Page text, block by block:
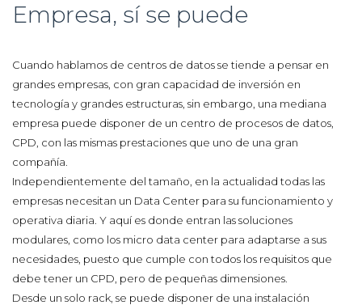
Empresa, sí se puede
Cuando hablamos de centros de datos se tiende a pensar en
grandes empresas, con gran capacidad de inversión en
tecnología y grandes estructuras, sin embargo, una mediana
empresa puede disponer de un centro de procesos de datos,
CPD, con las mismas prestaciones que uno de una gran
compañía.
Independientemente del tamaño, en la actualidad todas las
empresas necesitan un Data Center para su funcionamiento y
operativa diaria. Y aquí es donde entran las soluciones
modulares, como los micro data center para adaptarse a sus
necesidades, puesto que cumple con todos los requisitos que
debe tener un CPD, pero de pequeñas dimensiones.
Desde un solo rack, se puede disponer de una instalación